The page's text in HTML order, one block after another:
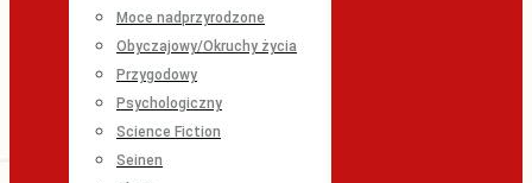
Moce nadprzyrodzone
Obyczajowy/Okruchy życia
Przygodowy
Psychologiczny
Science Fiction
Seinen